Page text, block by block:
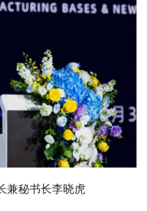
兼秘书长李晓虎